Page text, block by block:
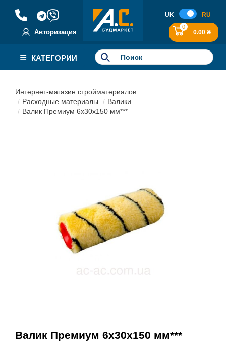
Авторизация
UK RU
0
0.00 ₴
КАТЕГОРИИ
Интернет-магазин стройматериалов
Расходные материалы
Валики
Валик Премиум 6х30х150 мм***
Валик Премиум 6х30х150 мм***